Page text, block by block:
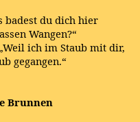
badest du dich hier
Wangen?“
ich im Staub mit dir,
gegangen.“
Brunnen